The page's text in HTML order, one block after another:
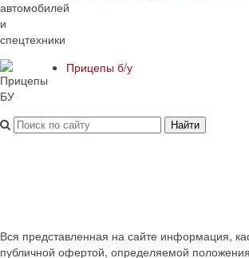
Прицепы б/у
Найти
Вся представленная на сайте информация,
публичной офертой, определяемой